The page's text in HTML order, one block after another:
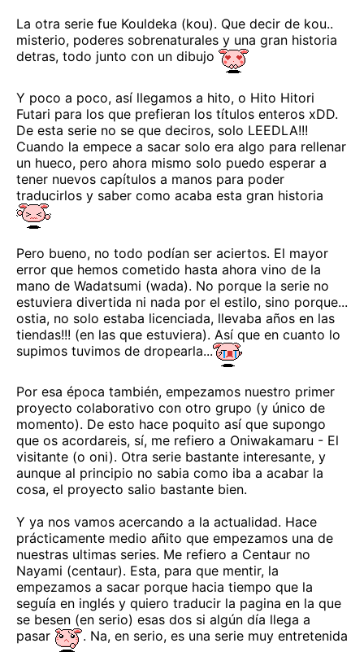
La otra serie fue Kouldeka (kou). Que decir de kou..
misterio, poderes sobrenaturales y una gran historia
detras, todo junto con un dibujo
Y poco a poco, así llegamos a hito, o Hito Hitori
Futari para los que prefieran los títulos enteros xDD.
De esta serie no se que deciros, solo LEEDLA!!!
Cuando la empece a sacar solo era algo para rellenar
un hueco, pero ahora mismo solo puedo esperar a
tener nuevos capítulos a manos para poder
traducirlos y saber como acaba esta gran historia
Pero bueno, no todo podían ser aciertos. El mayor
error que hemos cometido hasta ahora vino de la
mano de Wadatsumi (wada). No porque la serie no
estuviera divertida ni nada por el estilo, sino porque...
ostia, no solo estaba licenciada, llevaba años en las
tiendas!!! (en las que estuviera). Así que en cuanto lo
supimos tuvimos de dropearla...
Por esa época también, empezamos nuestro primer
proyecto colaborativo con otro grupo (y único de
momento). De esto hace poquito así que supongo
que os acordareis, sí, me refiero a Oniwakamaru - El
visitante (o oni). Otra serie bastante interesante, y
aunque al principio no sabia como iba a acabar la
cosa, el proyecto salio bastante bien.
Y ya nos vamos acercando a la actualidad. Hace
prácticamente medio añito que empezamos una de
nuestras ultimas series. Me refiero a Centaur no
Nayami (centaur). Esta, para que mentir, la
empezamos a sacar porque hacia tiempo que la
seguía en inglés y quiero traducir la pagina en la que
se besen (en serio) esas dos si algún día llega a
pasar
. Na, en serio, es una serie muy entretenida